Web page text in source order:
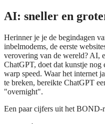
AI: sneller en
Herinner je je de begindagen
inbelmodems, de eerste
verovering van de wereld? AI,
ChatGPT, doet dat kunstje nog
warp speed. Waar het internet
te breken, bereikte ChatGPT
"overnight".
Een paar cijfers uit het BOND-